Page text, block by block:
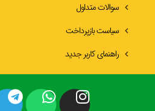
سوالات متداول
سیاست بازپرداخت
راهنمای کاربر جدید